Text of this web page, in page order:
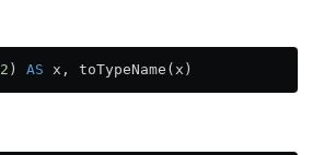
2 ) AS x, toTypeName(x)